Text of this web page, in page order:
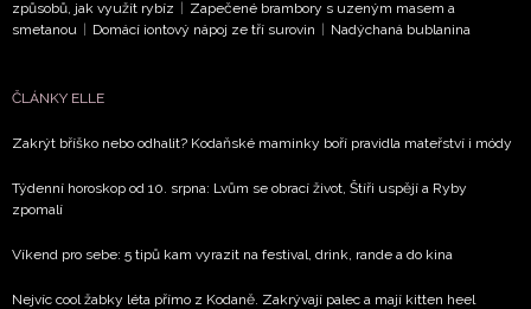
způsobů, jak využít rybíz | Zapečené brambory s uzeným masem a
smetanou | Domácí iontový nápoj ze tří surovin | Nadýchaná bublanina
ČLÁNKY ELLE
Zakrýt bříško nebo odhalit? Kodaňské maminky boří pravidla mateřství i módy
Týdenní horoskop od 10. srpna: Lvům se obrací život, Štíři uspějí a Ryby
zpomalí
Víkend pro sebe: 5 tipů kam vyrazit na festival, drink, rande a do kina
Nejvíc cool žabky léta přímo z Kodaně. Zakrývají palec a mají kitten heel